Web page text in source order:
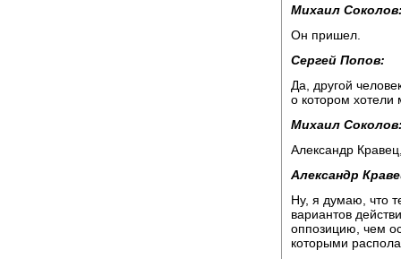
Михаил
Он пришел.
Сергей Попов:
Да, другой
о котором хотели
Михаил
Александр
Александр
Ну, я думаю, что
вариантов
оппозицию, чем
которыми